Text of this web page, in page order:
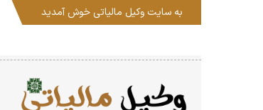
به سایت وکیل مالیاتی خوش آمدید